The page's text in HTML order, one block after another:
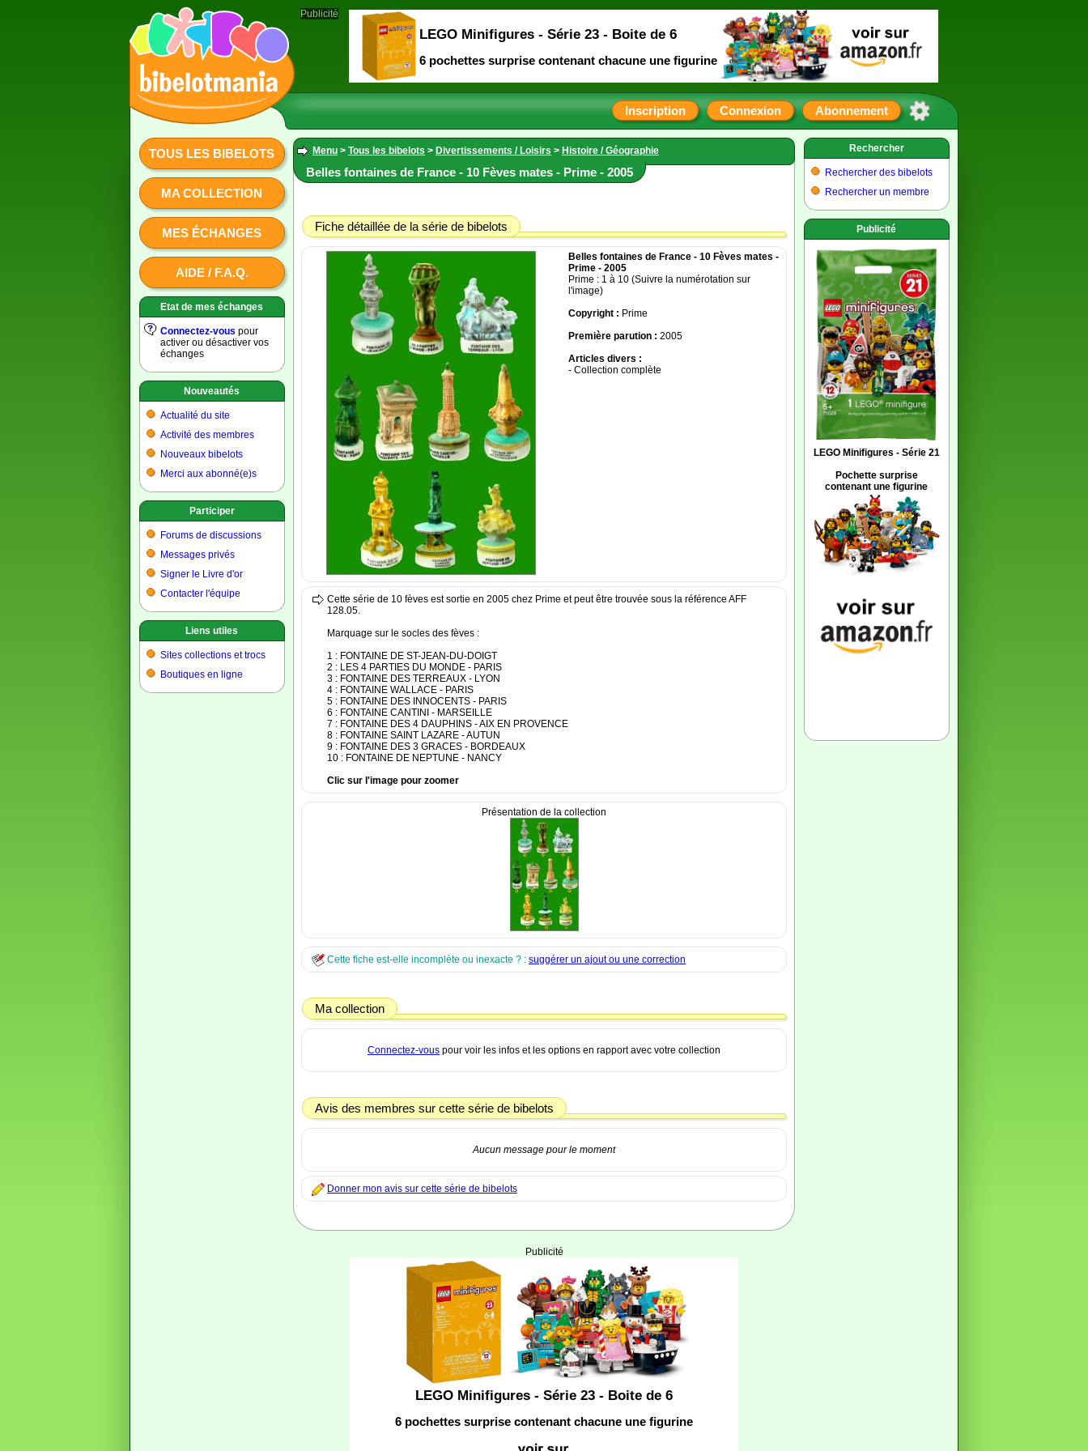
Inscription Connexion Abonnement
TOUS LES BIBELOTS
MA COLLECTION
MES ÉCHANGES
AIDE / F.A.Q.
Etat de mes échanges
Connectez-vous pour
activer ou désactiver vos
échanges
Nouveautés
Actualité du site
Activité des membres
Nouveaux bibelots
Merci aux abonné(e)s
Participer
Forums de discussions
Messages privés
Signer le Livre d'or
Contacter l'équipe
Liens utiles
Sites collections et trocs
Boutiques en ligne
Menu > Tous les bibelots > Divertissements / Loisirs > Histoire / Géographie
Belles fontaines de France - 10 Fèves mates - Prime - 2005
Fiche détaillée de la série de bibelots
Belles fontaines de France - 10 Fèves mates -
Prime - 2005
Prime : 1 à 10 (Suivre la numérotation sur
l'image)
Copyright : Prime
Première parution : 2005
Articles divers :
- Collection complète
Cette série de 10 fèves est sortie en 2005 chez Prime et peut être trouvée sous la référence AFF
128.05.
Marquage sur le socles des fèves :
1 : FONTAINE DE ST-JEAN-DU-DOIGT
2 : LES 4 PARTIES DU MONDE - PARIS
3 : FONTAINE DES TERREAUX - LYON
4 : FONTAINE WALLACE - PARIS
5 : FONTAINE DES INNOCENTS - PARIS
6 : FONTAINE CANTINI - MARSEILLE
7 : FONTAINE DES 4 DAUPHINS - AIX EN PROVENCE
8 : FONTAINE SAINT LAZARE - AUTUN
9 : FONTAINE DES 3 GRACES - BORDEAUX
10 : FONTAINE DE NEPTUNE - NANCY
Clic sur l'image pour zoomer
Présentation de la collection
Cette fiche est-elle incomplète ou inexacte ? : suggérer un ajout ou une correction
Ma collection
Connectez-vous pour voir les infos et les options en rapport avec votre collection
Avis des membres sur cette série de bibelots
Aucun message pour le moment
Donner mon avis sur cette série de bibelots
Publicité
LEGO Minifigures - Série 23 - Boite de 6
6 pochettes surprise contenant chacune une figurine
Rechercher
Rechercher des bibelots
Rechercher un membre
Publicité
LEGO Minifigures - Série 21
Pochette surprise
contenant une figurine
Publicité
LEGO Minifigures - Série 23 - Boite de 6
6 pochettes surprise contenant chacune une figurine